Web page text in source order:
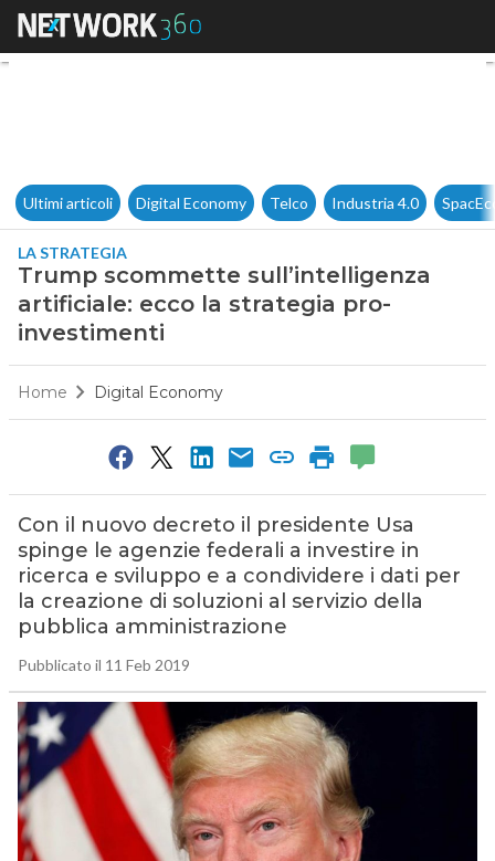
Trump scommette
Ultimi articoli Digital Economy Telco Industria 4.0
LA STRATEGIA
Trump scommette sull’intelligenza
artificiale: ecco la strategia pro-
investimenti
Home Digital Economy
Con il nuovo decreto il presidente Usa
spinge le agenzie federali a investire in
ricerca e sviluppo e a condividere i dati per
la creazione di soluzioni al servizio della
pubblica amministrazione
Pubblicato il 11 Feb 2019